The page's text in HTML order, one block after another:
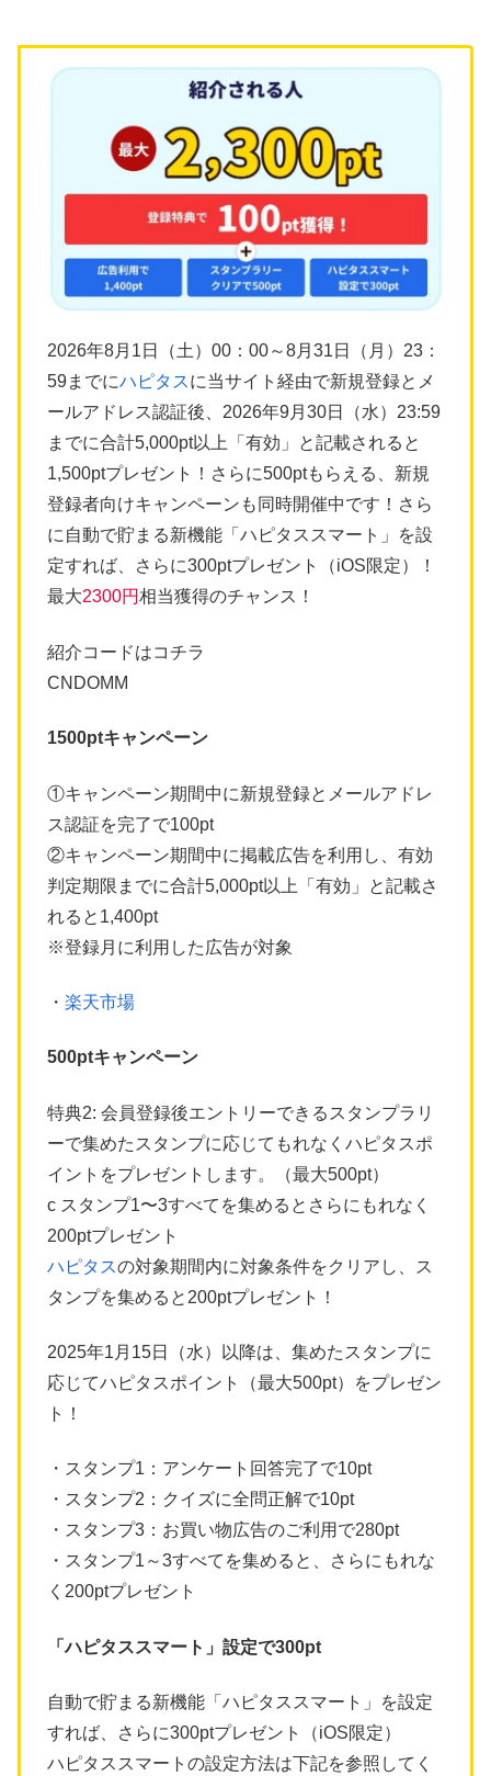
2026年8月1日（土）00：00～8月31日（月）23：
59までにハピタスに当サイト経由で新規登録とメ
ールアドレス認証後、2026年9月30日（水）23:59
までに合計5,000pt以上「有効」と記載されると
1,500ptプレゼント！さらに500ptもらえる、新規
登録者向けキャンペーンも同時開催中です！さら
に自動で貯まる新機能「ハピタススマート」を設
定すれば、さらに300ptプレゼント（iOS限定）！
最大2300円相当獲得のチャンス！
紹介コードはコチラ
CNDOMM
1500ptキャンペーン
①キャンペーン期間中に新規登録とメールアドレ
ス認証を完了で100pt
②キャンペーン期間中に掲載広告を利用し、有効
判定期限までに合計5,000pt以上「有効」と記載さ
れると1,400pt
※登録月に利用した広告が対象
・ 楽天市場
500ptキャンペーン
特典2: 会員登録後エントリーできるスタンプラリ
ーで集めたスタンプに応じてもれなくハピタスポ
イントをプレゼントします。（最大500pt）
c スタンプ1〜3すべてを集めるとさらにもれなく
200ptプレゼント
ハピタスの対象期間内に対象条件をクリアし、ス
タンプを集めると200ptプレゼント！
2025年1月15日（水）以降は、集めたスタンプに
応じてハピタスポイント（最大500pt）をプレゼン
ト！
・スタンプ1：アンケート回答完了で10pt
・スタンプ2：クイズに全問正解で10pt
・スタンプ3：お買い物広告のご利用で280pt
・スタンプ1～3すべてを集めると、さらにもれな
く200ptプレゼント
「ハピタススマート」設定で300pt
自動で貯まる新機能「ハピタススマート」を設定
すれば、さらに300ptプレゼント（iOS限定）
ハピタススマートの設定方法は下記を参照してく